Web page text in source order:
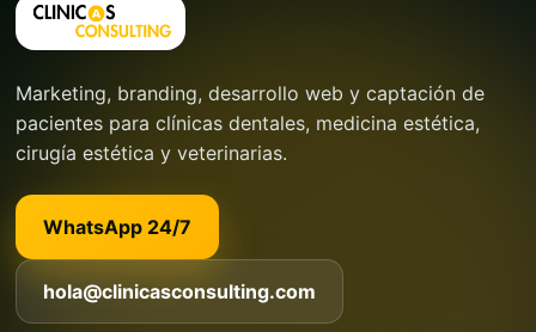
Marketing, branding, desarrollo web y captación de
pacientes para clínicas dentales, medicina estética,
cirugía estética y veterinarias.
WhatsApp 24/7
hola@clinicasconsulting.com